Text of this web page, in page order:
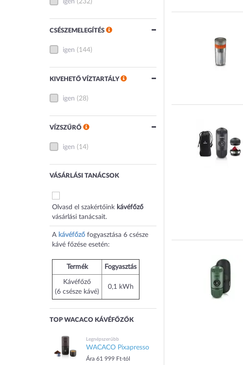
igen (232)
CSÉSZEMELEGÍTÉS
igen (144)
KIVEHETŐ VÍZTARTÁLY
igen (28)
VÍZSZŰRŐ
igen (14)
VÁSÁRLÁSI TANÁCSOK
Olvasd el szakértőink kávéfőző
vásárlási tanácsait.
A kávéfőző fogyasztása 6 csésze
kávé főzése esetén:
Termék Fogyasztás
Kávéfőző
(6 csésze kávé)
0,1 kWh
TOP WACACO KÁVÉFŐZŐK
Legnépszerűbb
WACACO Pixapresso
Ára 61 999 Ft-tól